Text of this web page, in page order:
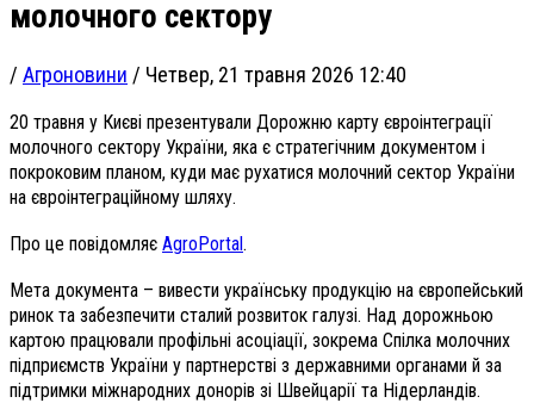
молочного сектору
/ Агроновини / Четвер, 21 травня 2026 12:40
20 травня у Києві презентували Дорожню карту євроінтеграції
молочного сектору України, яка є стратегічним документом і
покроковим планом, куди має рухатися молочний сектор України
на євроінтеграційному шляху.
Про це повідомляє AgroPortal.
Мета документа – вивести українську продукцію на європейський
ринок та забезпечити сталий розвиток галузі. Над дорожньою
картою працювали профільні асоціації, зокрема Спілка молочних
підприємств України у партнерстві з державними органами й за
підтримки міжнародних донорів зі Швейцарії та Нідерландів.